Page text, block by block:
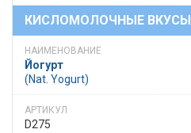
КИСЛОМОЛОЧНЫЕ ВКУСЫ
Йогурт
(Nat. Yogurt)
D275